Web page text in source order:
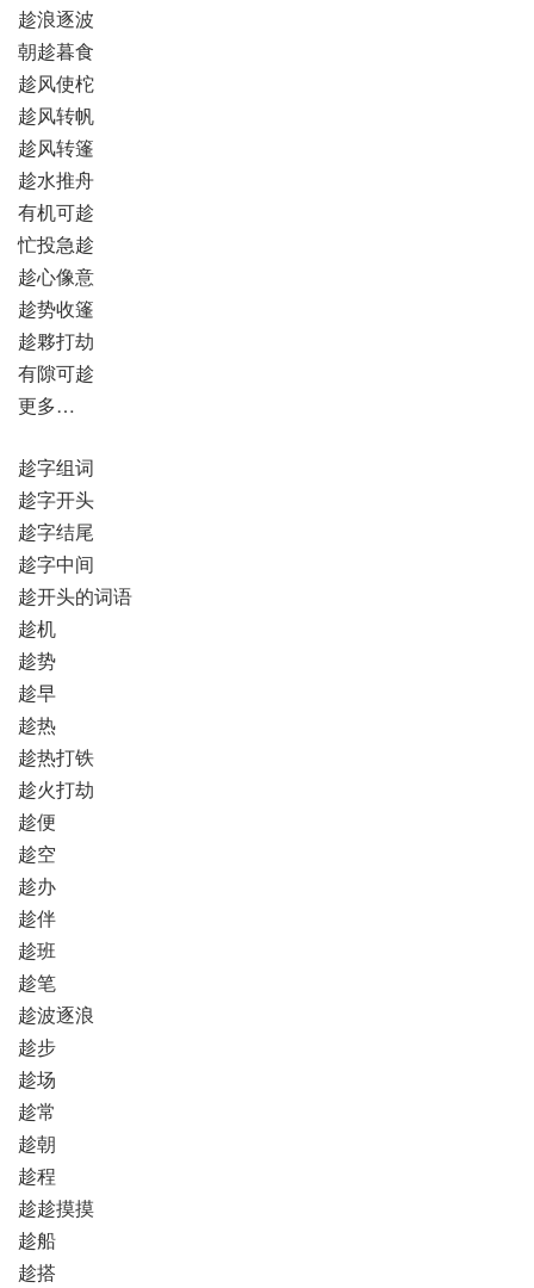
趁浪逐波
朝趁暮食
趁风使柁
趁风转帆
趁风转篷
趁水推舟
有机可趁
忙投急趁
趁心像意
趁势收篷
趁夥打劫
有隙可趁
更多…
趁字组词
趁字开头
趁字结尾
趁字中间
趁开头的词语
趁机
趁势
趁早
趁热
趁热打铁
趁火打劫
趁便
趁空
趁办
趁伴
趁班
趁笔
趁波逐浪
趁步
趁场
趁常
趁朝
趁程
趁趁摸摸
趁船
趁搭